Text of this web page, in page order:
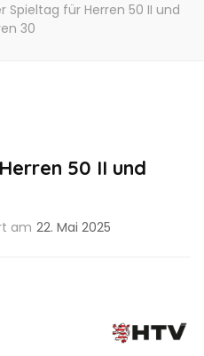
Spieltag für Herren 50 II und
30
50 II und
am 22. Mai 2025